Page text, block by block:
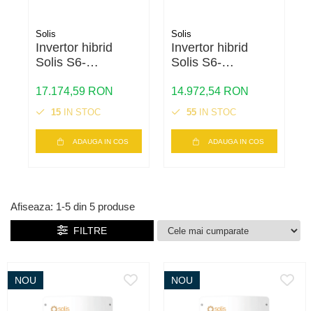
Solis
Invertor hibrid
Solis S6-
YD-L 15kW
trifazat, 48V,
energie
17.174,59 RON
15 IN STOC
ADAUGA IN COS
Solis
Invertor hibrid
Solis S6-
YD-L 12kW
trifazat, 48V,
energie
14.972,54 RON
55 IN STOC
ADAUGA IN COS
Afiseaza: 1-5 din 5 produse
FILTRE
NOU NOU